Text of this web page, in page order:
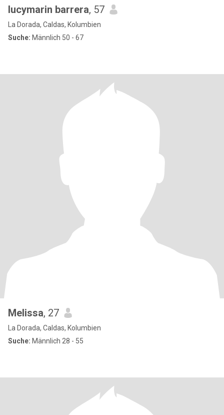
lucymarin barrera, 57
La Dorada, Caldas, Kolumbien
Suche: Männlich 50 - 67
Melissa, 27
La Dorada, Caldas, Kolumbien
Suche: Männlich 28 - 55